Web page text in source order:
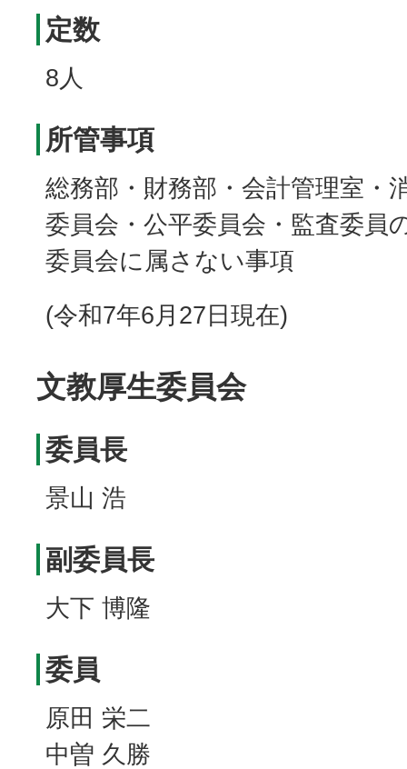
定数
8人
所管事項
総務部・財務部・会計管理室・
委員会・公平委員会・監査委員
委員会に属さない事項
(令和7年6月27日現在)
文教厚生委員会
委員長
景山 浩
副委員長
大下 博隆
委員
原田 栄二
中曽 久勝